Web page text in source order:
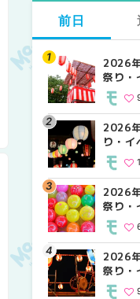
前日
2026
祭り・
2026
り・
2026
祭り・
2026
祭り・